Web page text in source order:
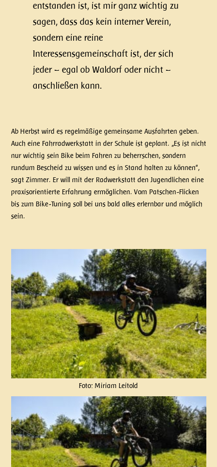
entstanden ist, ist mir ganz wichtig zu
sagen, dass das kein interner Verein,
sondern eine reine
Interessensgemeinschaft ist, der sich
jeder – egal ob Waldorf oder nicht –
anschließen kann.
Ab Herbst wird es regelmäßige gemeinsame Ausfahrten geben.
Auch eine Fahrradwerkstatt in der Schule ist geplant. „Es ist nicht
nur wichtig sein Bike beim Fahren zu beherrschen, sondern
rundum Bescheid zu wissen und es in Stand halten zu können“,
sagt Zimmer. Er will mit der Radwerkstatt den Jugendlichen eine
praxisorientierte Erfahrung ermöglichen. Vom Patschen-Flicken
bis zum Bike-Tuning soll bei uns bald alles erlernbar und möglich
sein.
Foto: Miriam Leitold